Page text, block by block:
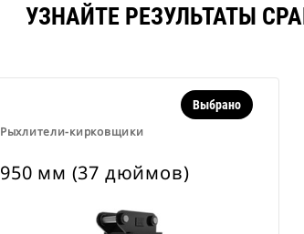
УЗНАЙТЕ РЕЗУЛЬТАТЫ
Рыхлители-кирковщики
Выбрано
950 мм (37 дюймов)